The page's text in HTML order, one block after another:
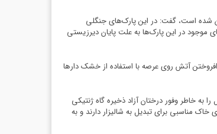
شده است، گفت: در این پارک‌های جنگلی
موجود در این پارک‌ها به علت پایان دیرزیستی
آتش روی عرصه با استفاده از خشک دارها
به خاطر وفور درختان آزاد ذخیره گاه ژنتیکی
مناسبی برای تبدیل به شالیزار دارند و به